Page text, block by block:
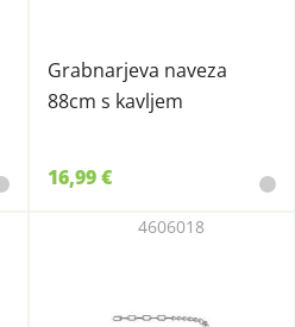
Grabnarjeva naveza
88cm s kavljem
16,99 €
4606018